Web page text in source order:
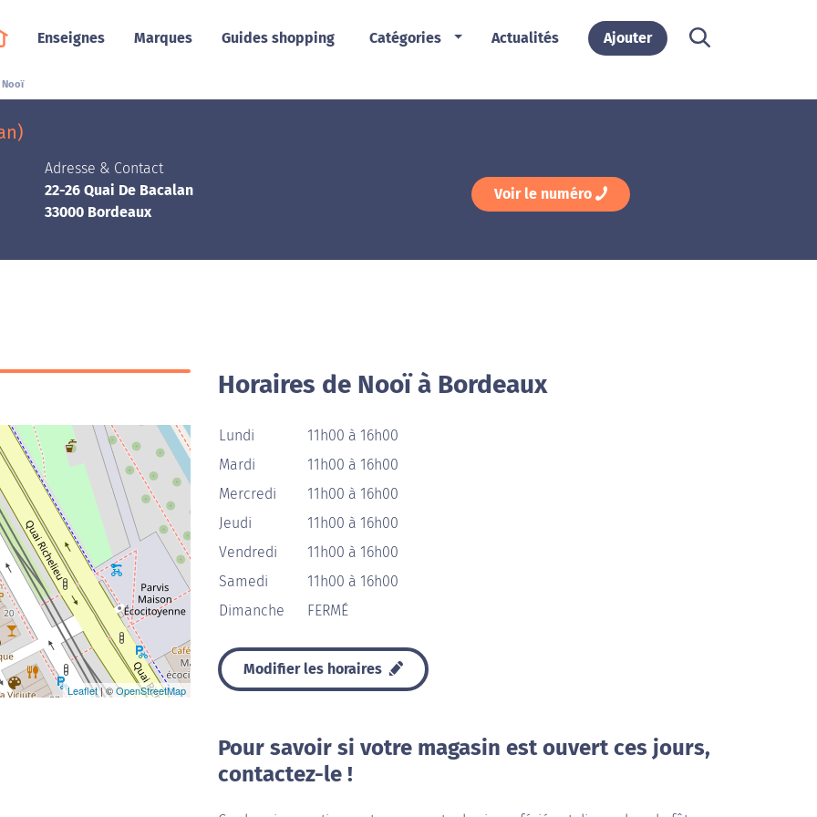
Enseignes Marques Guides shopping Catégories Actualités Ajouter
Nooï
Adresse & Contact
22-26 Quai De Bacalan
33000 Bordeaux
Voir le numéro
Leaflet| ©OpenStreetMap
Horaires de Nooï à Bordeaux
Lundi
11h00 à 16h00
Mardi
11h00 à 16h00
Mercredi
11h00 à 16h00
Jeudi
11h00 à 16h00
Vendredi
11h00 à 16h00
Samedi
11h00 à 16h00
Dimanche
FERMÉ
Modifier les horaires
Pour savoir si votre magasin est ouvert ces jours,
contactez-le !